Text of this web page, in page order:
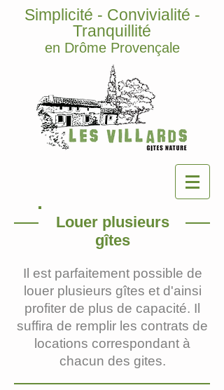
Simplicité - Convivialité -
Tranquillité
en Drôme Provençale
Louer plusieurs
gîtes
Il est parfaitement possible de
louer plusieurs gîtes et d'ainsi
profiter de plus de capacité. Il
suffira de remplir les contrats de
locations correspondant à
chacun des gites.